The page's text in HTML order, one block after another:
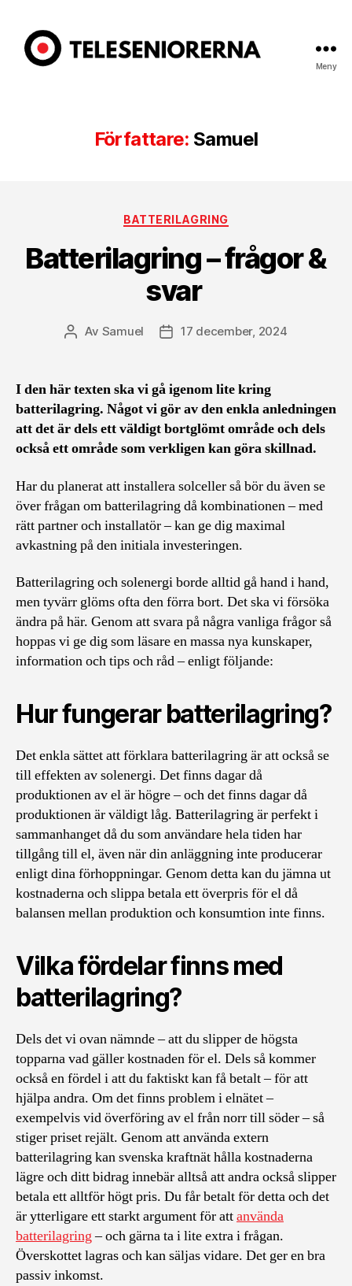
Meny
Författare: Samuel
Kategorier
BATTERILAGRING
Batterilagring – frågor &
svar
Inläggsförfattare
Av Samuel Inläggsdatum
17 december, 2024
I den här texten ska vi gå igenom lite kring
batterilagring. Något vi gör av den enkla anledningen
att det är dels ett väldigt bortglömt område och dels
också ett område som verkligen kan göra skillnad.
Har du planerat att installera solceller så bör du även se
över frågan om batterilagring då kombinationen – med
rätt partner och installatör – kan ge dig maximal
avkastning på den initiala investeringen.
Batterilagring och solenergi borde alltid gå hand i hand,
men tyvärr glöms ofta den förra bort. Det ska vi försöka
ändra på här. Genom att svara på några vanliga frågor så
hoppas vi ge dig som läsare en massa nya kunskaper,
information och tips och råd – enligt följande:
Hur fungerar batterilagring?
Det enkla sättet att förklara batterilagring är att också se
till effekten av solenergi. Det finns dagar då
produktionen av el är högre – och det finns dagar då
produktionen är väldigt låg. Batterilagring är perfekt i
sammanhanget då du som användare hela tiden har
tillgång till el, även när din anläggning inte producerar
enligt dina förhoppningar. Genom detta kan du jämna ut
kostnaderna och slippa betala ett överpris för el då
balansen mellan produktion och konsumtion inte finns.
Vilka fördelar finns med
batterilagring?
Dels det vi ovan nämnde – att du slipper de högsta
topparna vad gäller kostnaden för el. Dels så kommer
också en fördel i att du faktiskt kan få betalt – för att
hjälpa andra. Om det finns problem i elnätet –
exempelvis vid överföring av el från norr till söder – så
stiger priset rejält. Genom att använda extern
batterilagring kan svenska kraftnät hålla kostnaderna
lägre och ditt bidrag innebär alltså att andra också slipper
betala ett alltför högt pris. Du får betalt för detta och det
är ytterligare ett starkt argument för attanvända
batterilagring– och gärna ta i lite extra i frågan.
Överskottet lagras och kan säljas vidare. Det ger en bra
passiv inkomst.